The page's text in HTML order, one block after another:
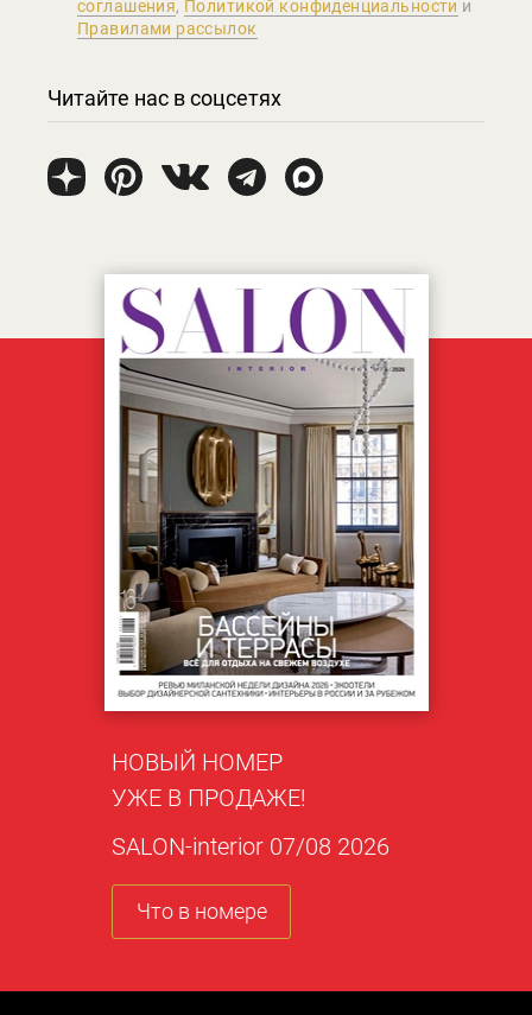
соглашения, Политикой конфиденциальности и
Правилами рассылок
Читайте нас в соцсетях
НОВЫЙ НОМЕР
УЖЕ В ПРОДАЖЕ!
SALON-interior 07/08 2026
Что в номере